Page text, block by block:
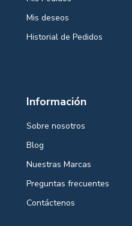
Mis deseos
Historial de Pedidos
Información
Sobre nosotros
Blog
Nuestras Marcas
Preguntas frecuentes
Contáctenos